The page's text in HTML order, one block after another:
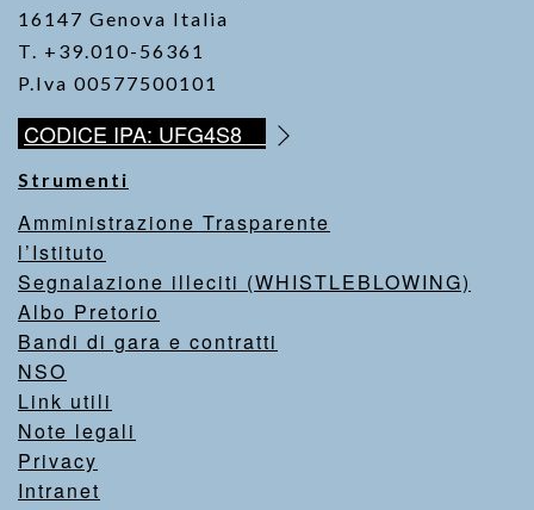
16147 Genova Italia
T. +39.010-56361
P.Iva 00577500101
CODICE IPA: UFG4S8
Strumenti
Amministrazione Trasparente
l’Istituto
Segnalazione illeciti (WHISTLEBLOWING)
Albo Pretorio
Bandi di gara e contratti
NSO
Link utili
Note legali
Privacy
Intranet